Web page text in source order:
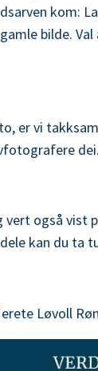
kom:
bilde.
er vi
dei.
vert også vist
kan du ta
Løvoll